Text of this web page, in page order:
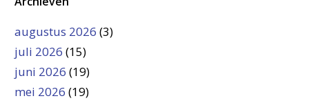
augustus 2026 (3)
juli 2026 (15)
juni 2026 (19)
mei 2026 (19)